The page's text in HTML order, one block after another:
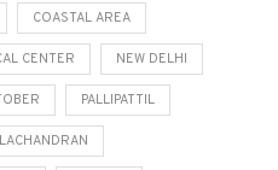
COASTAL AREA
CENTER NEW DELHI
PALLIPATTIL